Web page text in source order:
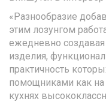
«Разнообразие
этим лозунгом
ежедневно
изделия,
практичность
помощниками как
кухнях